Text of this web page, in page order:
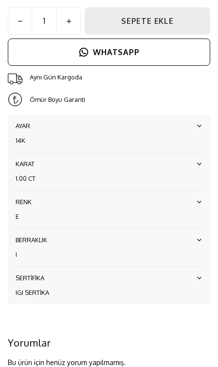
SEPETE EKLE
WHATSAPP
Aynı Gün Kargoda
Ömür Boyu Garanti
AYAR
14K
KARAT
1.00 CT
RENK
E
BERRAKLIK
I
SERTİFİKA
IGI SERTİKA
Yorumlar
Bu ürün için henüz yorum yapılmamış.